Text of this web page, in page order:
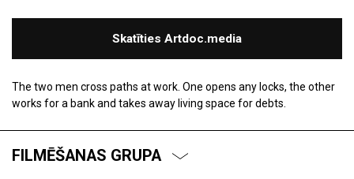
Skatīties Artdoc.media
The two men cross paths at work. One opens any locks, the other
works for a bank and takes away living space for debts.
FILMĒŠANAS GRUPA